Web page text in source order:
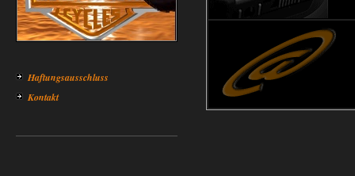
Haftungsausschluss
Kontakt